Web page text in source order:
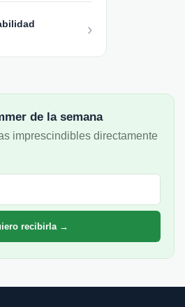
›
de la semana
imprescindibles directamente
recibirla →